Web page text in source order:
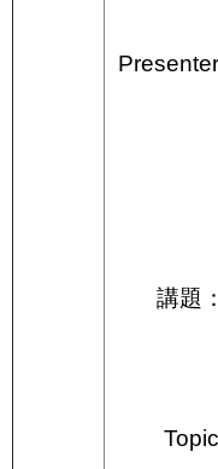
講題：